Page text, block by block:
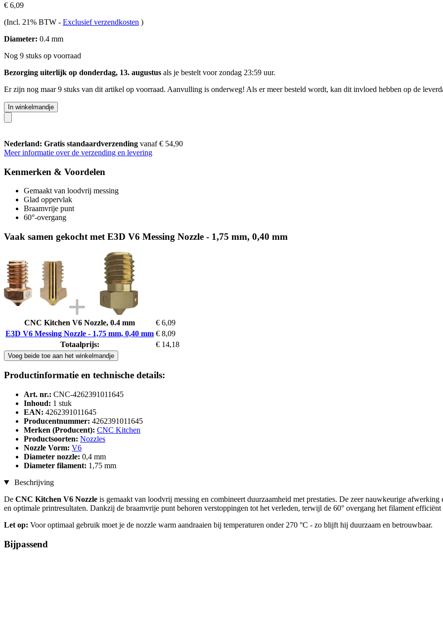
€ 6,09
(Incl. 21% BTW - Exclusief verzendkosten )
Diameter: 0.4 mm
Nog 9 stuks op voorraad
Bezorging uiterlijk op donderdag, 13. augustus als je bestelt voorzondag 23:59 uur.
Er zijn nog maar 9 stuks van dit artikel op voorraad. Aanvulling is onderweg! Als er meer besteld wordt, kan dit invloed hebben op de
In winkelmandje
Nederland: Gratis standaardverzending vanaf € 54,90
Meer informatie over de verzending en levering
Kenmerken & Voordelen
Gemaakt van loodvrij messing
Glad oppervlak
Braamvrije punt
60°-overgang
Vaak samen gekocht met E3D V6 Messing Nozzle - 1,75 mm, 0,40 mm
CNC Kitchen V6 Nozzle, 0.4 mm
€ 6,09
E3D V6 Messing Nozzle - 1,75 mm, 0,40 mm € 8,09
Totaalprijs:
€ 14,18
Voeg beide toe aan het winkelmandje
Productinformatie en technische details:
Art. nr.: CNC-4262391011645
Inhoud: 1 stuk
EAN: 4262391011645
Producentnummer: 4262391011645
Merken (Producent): CNC Kitchen
Productsoorten: Nozzles
Nozzle Vorm: V6
Diameter nozzle: 0,4 mm
Diameter filament: 1,75 mm
Beschrijving
De CNC Kitchen V6 Nozzle is gemaakt van loodvrij messing en combineert duurzaamheid met prestaties. De zeer nauwkeurige
en optimale printresultaten. Dankzij de braamvrije punt behoren verstoppingen tot het verleden, terwijl de 60° overgang het filament
Let op: Voor optimaal gebruik moet je de nozzle warm aandraaien bij temperaturen onder 270 °C - zo blijft hij duurzaam en betrouwbaar.
Bijpassend